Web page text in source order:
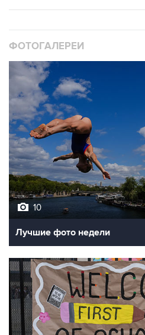
ФОТОГАЛЕРЕИ
10
Лучшие фото недели